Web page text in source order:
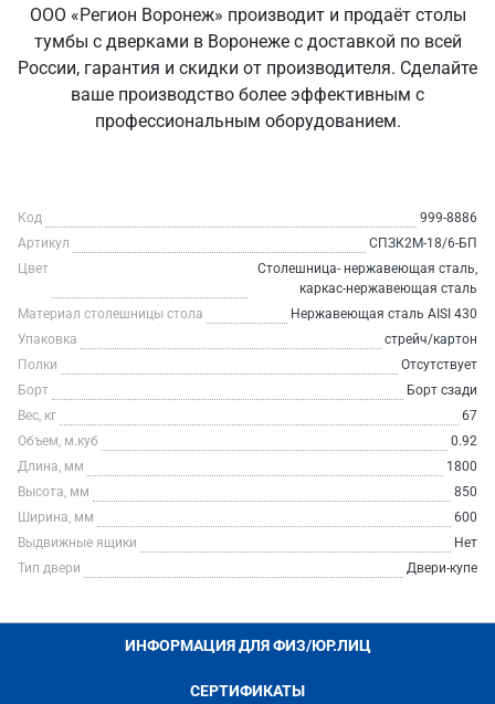
ООО «Регион Воронеж» производит и продаёт столы
тумбы с дверками в Воронеже с доставкой по всей
России, гарантия и скидки от производителя. Сделайте
ваше производство более эффективным с
профессиональным оборудованием.
Код
999-8886
Артикул
СПЗК2М-18/6-БП
Цвет
Столешница- нержавеющая сталь,
каркас-нержавеющая сталь
Материал столешницы стола
Нержавеющая сталь AISI 430
Упаковка
стрейч/картон
Полки
Отсутствует
Борт
Борт сзади
Вес, кг
67
Объем, м.куб
0.92
Длина, мм
1800
Высота, мм
850
Ширина, мм
600
Выдвижные ящики
Нет
Тип двери
Двери-купе
ИНФОРМАЦИЯ ДЛЯ ФИЗ/ЮР.ЛИЦ
СЕРТИФИКАТЫ